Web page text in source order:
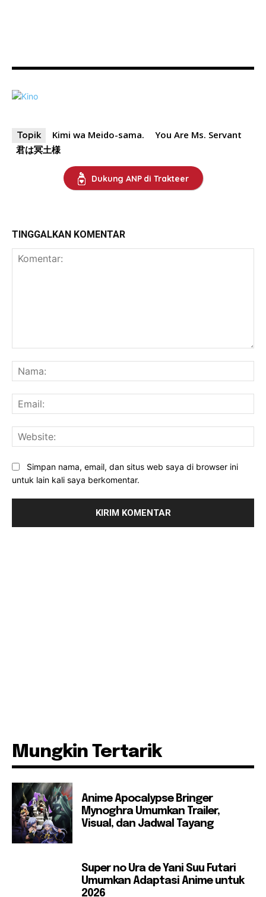
Topik Kimi wa Meido-sama.
You Are Ms. Servant
君は冥土様
Dukung ANP di Trakteer
TINGGALKAN KOMENTAR
Simpan nama, email, dan situs web saya di browser ini
untuk lain kali saya berkomentar.
Mungkin Tertarik
Anime Apocalypse Bringer
Mynoghra Umumkan Trailer,
Visual, dan Jadwal Tayang
Super no Ura de Yani Suu Futari
Umumkan Adaptasi Anime untuk
2026